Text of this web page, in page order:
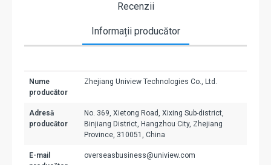
Recenzii
Informații producător
Nume
producător
Zhejiang Uniview Technologies Co., Ltd.
Adresă
producător
No. 369, Xietong Road, Xixing Sub-district,
Binjiang District, Hangzhou City, Zhejiang
Province, 310051, China
E-mail
overseasbusiness@uniview.com